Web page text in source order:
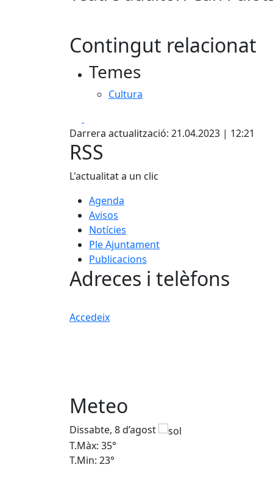
Contingut relacionat
Temes
Cultura
Darrera actualització: 21.04.2023 | 12:21
RSS
L'actualitat a un clic
Agenda
Avisos
Notícies
Ple Ajuntament
Publicacions
Adreces i telèfons
Accedeix
Meteo
Dissabte, 8 d’agost
T.Màx: 35°
T.Min: 23°